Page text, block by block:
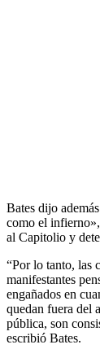
Bates dijo
como el
al Capitolio y
“Por lo tanto, las
manifestantes
engañados en
quedan fuera del
pública, son
escribió Bates.